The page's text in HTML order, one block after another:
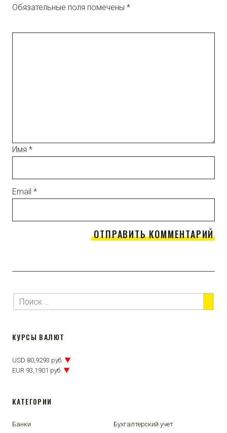
Обязательные поля помечены *
Имя *
Email *
КУРСЫ ВАЛЮТ
USD 80,9293 руб. ▼
EUR 93,1901 руб. ▼
КАТЕГОРИИ
Банки Бухгалтерский учет